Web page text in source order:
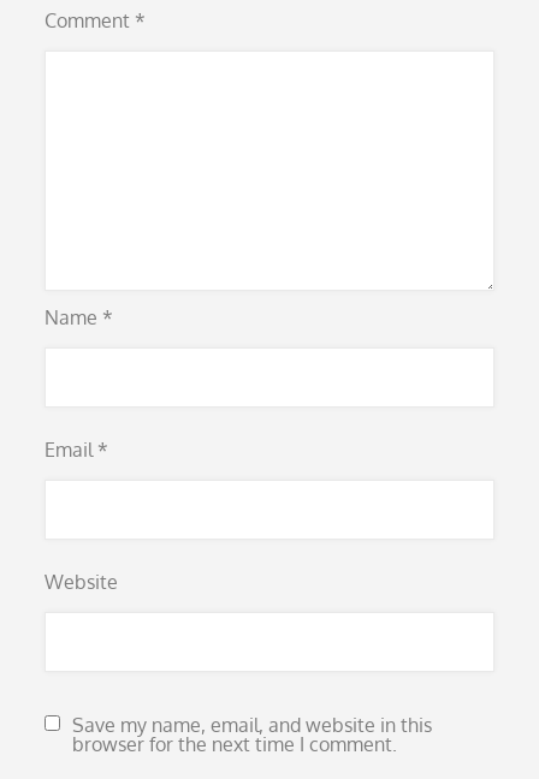
Comment *
Name *
Email *
Website
Save my name, email, and website in this
browser for the next time I comment.